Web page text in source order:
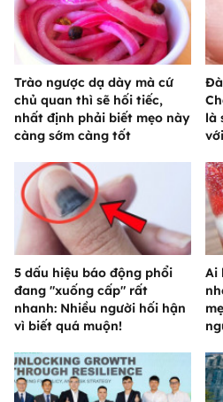
Trào ngược dạ dày mà cứ
chủ quan thì sẽ hối tiếc,
nhất định phải biết mẹo này
càng sớm càng tốt
là
5 dấu hiệu báo động phổi
đang "xuống cấp" rất
nhanh: Nhiều người hối hận
vì biết quá muộn!
Ai